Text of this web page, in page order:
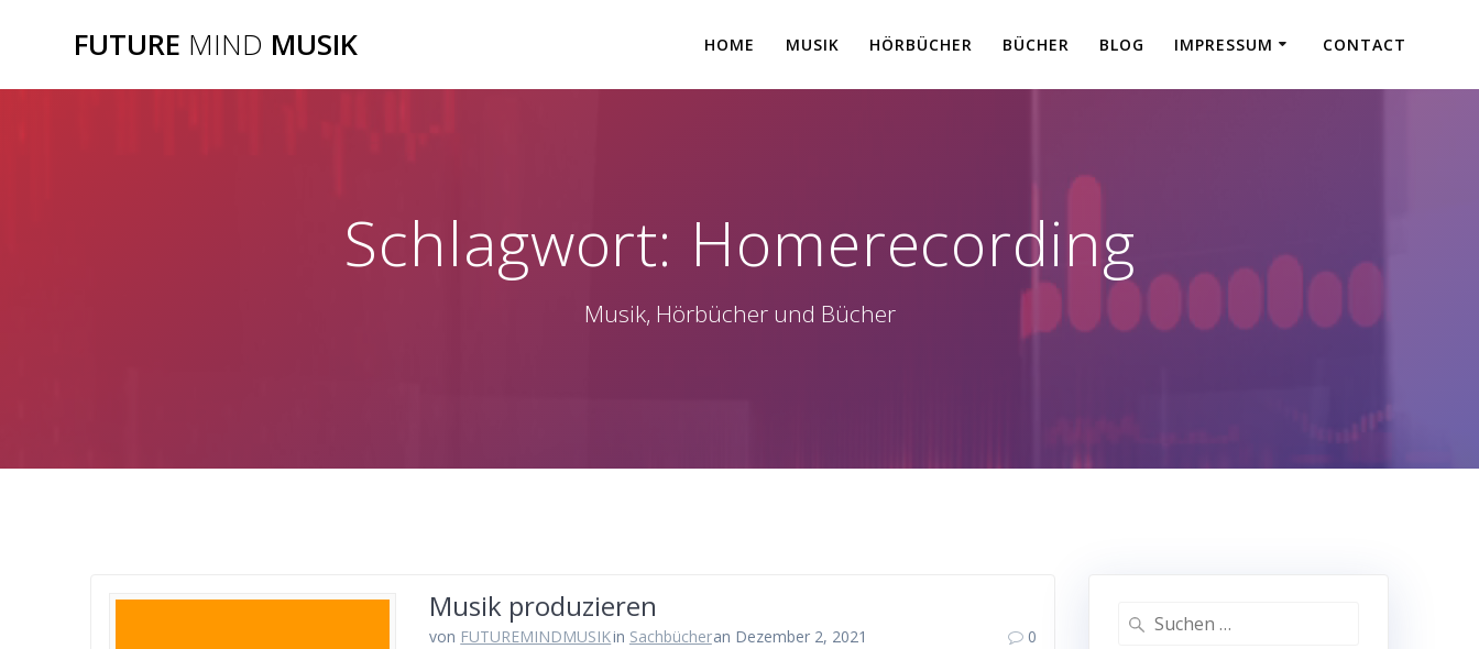
FUTURE MIND MUSIK HOME MUSIK HÖRBÜCHER BÜCHER BLOG IMPRESSUM CONTACT
Schlagwort: Homerecording
Musik, Hörbücher und Bücher
Musik produzieren
von FUTUREMINDMUSIKin Sachbücheran Dezember 2, 2021 0
Suchen